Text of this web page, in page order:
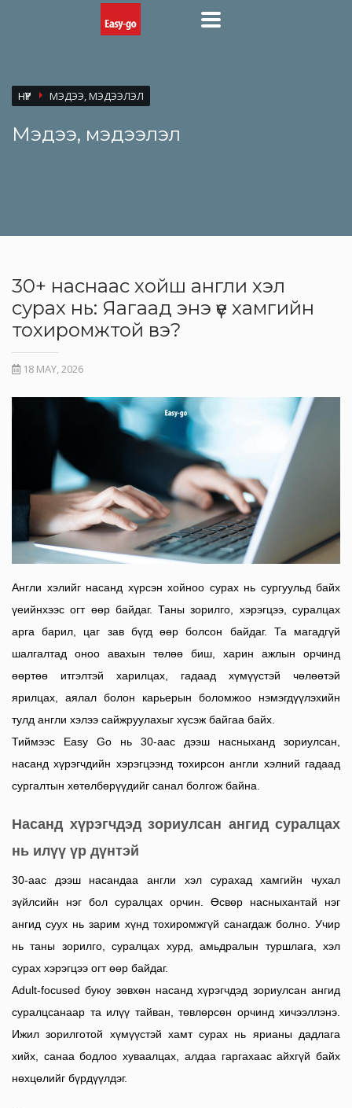
НҮҮР МЭДЭЭ, МЭДЭЭЛЭЛ
Мэдээ, мэдээлэл
30+ наснаас хойш англи хэл
сурах нь: Яагаад энэ үе хамгийн
тохиромжтой вэ?
18 MAY, 2026
Англи хэлийг насанд хүрсэн хойноо сурах нь сургуульд байх
үеийнхээс огт өөр байдаг. Таны зорилго, хэрэгцээ, суралцах
арга барил, цаг зав бүгд өөр болсон байдаг. Та магадгүй
шалгалтад оноо авахын төлөө биш, харин ажлын орчинд
өөртөө итгэлтэй харилцах, гадаад хүмүүстэй чөлөөтэй
ярилцах, аялал болон карьерын боломжоо нэмэгдүүлэхийн
тулд англи хэлээ сайжруулахыг хүсэж байгаа байх.
Тиймээс Easy Go нь 30-аас дээш насныханд зориулсан,
насанд хүрэгчдийн хэрэгцээнд тохирсон англи хэлний гадаад
сургалтын хөтөлбөрүүдийг санал болгож байна.
Насанд хүрэгчдэд зориулсан ангид суралцах
нь илүү үр дүнтэй
30-аас дээш насандаа англи хэл сурахад хамгийн чухал
зүйлсийн нэг бол суралцах орчин. Өсвөр насныхантай нэг
ангид суух нь зарим хүнд тохиромжгүй санагдаж болно. Учир
нь таны зорилго, суралцах хурд, амьдралын туршлага, хэл
сурах хэрэгцээ огт өөр байдаг.
Adult-focused буюу зөвхөн насанд хүрэгчдэд зориулсан ангид
суралцсанаар та илүү тайван, төвлөрсөн орчинд хичээллэнэ.
Ижил зорилготой хүмүүстэй хамт сурах нь ярианы дадлага
хийх, санаа бодлоо хуваалцах, алдаа гаргахаас айхгүй байх
нөхцөлийг бүрдүүлдэг.